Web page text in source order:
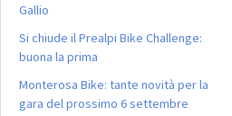
Gallio
Si chiude il Prealpi Bike Challenge:
buona la prima
Monterosa Bike: tante novità per la
gara del prossimo 6 settembre